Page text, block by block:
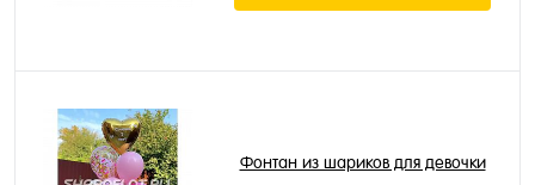
Фонтан из шариков для девочки